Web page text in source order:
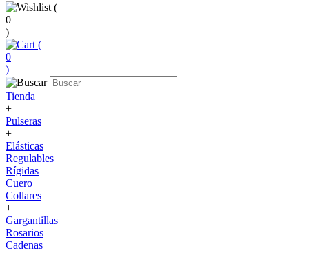
(
0
)
(
0
)
Tienda
+
Pulseras
+
Elásticas
Regulables
Rígidas
Cuero
Collares
+
Gargantillas
Rosarios
Cadenas